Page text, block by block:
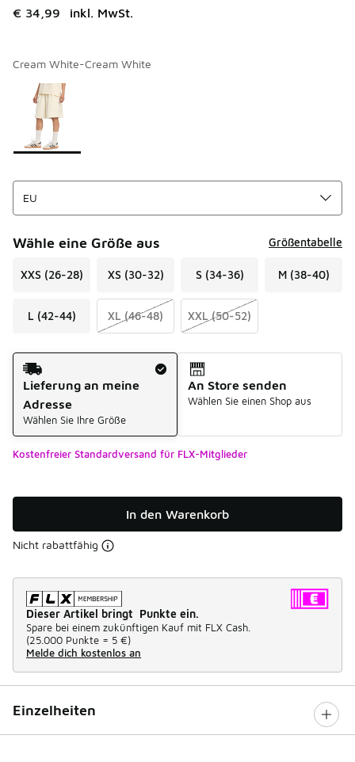
€ 34,99 inkl. MwSt.
Cream White-Cream White
Seite 1 von 1 zeigt die Farben 1 bis 1 von 1 an.
Bitte wählen Sie einen Stil aus
Wähle eine Größe aus Größentabelle
XXS (26-28) XS (30-32) S (34-36) M (38-40)
L (42-44) XL (46-48) XXL (50-52)
Versandart
Lieferung an meine
Adresse
Wählen Sie Ihre Größe
An Store senden
Wählen Sie einen Shop aus
Kostenfreier Standardversand für FLX-Mitglieder
In den Warenkorb
Nicht rabattfähig
Dieser Artikel bringt Punkte ein.
Spare bei einem zukünftigen Kauf mit FLX Cash.
(25.000 Punkte = 5 €)
Melde dich kostenlos an
Einzelheiten